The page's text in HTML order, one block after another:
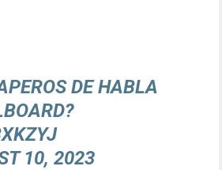
DE HABLA
10, 2023